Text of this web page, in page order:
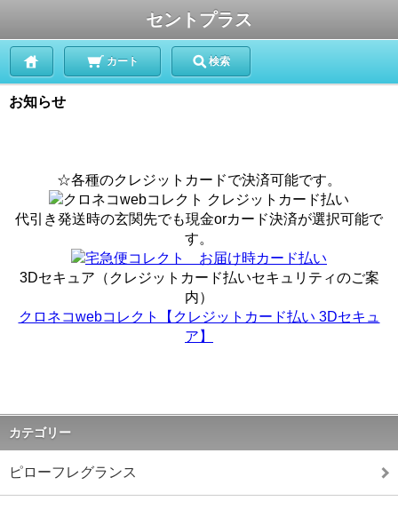
セントプラス
カート 検索
お知らせ
☆各種のクレジットカードで決済可能です。
代引き発送時の玄関先でも現金orカード決済が選択可能で
す。
3Dセキュア（クレジットカード払いセキュリティのご案
内）
クロネコwebコレクト【クレジットカード払い 3Dセキュ
ア】
カテゴリー
ピローフレグランス